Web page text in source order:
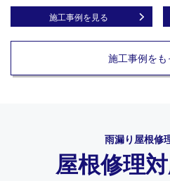
施工事例を見る
施工事例をも
雨漏り屋根修
屋根修理